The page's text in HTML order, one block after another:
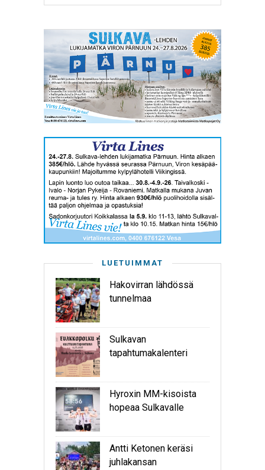
LUETUIMMAT
Hakovirran lähdössä
tunnelmaa
Sulkavan
tapahtumakalenteri
Hyroxin MM-kisoista
hopeaa Sulkavalle
Antti Ketonen keräsi
juhlakansan